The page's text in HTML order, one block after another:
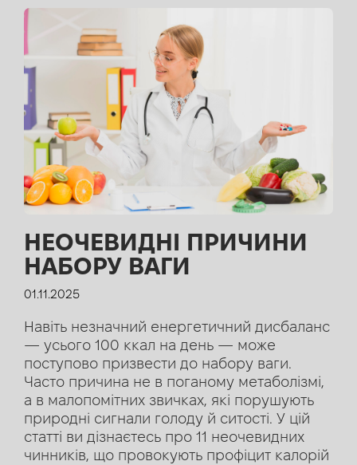
НЕОЧЕВИДНІ ПРИЧИНИ
НАБОРУ ВАГИ
01.11.2025
Навіть незначний енергетичний дисбаланс
— усього 100 ккал на день — може
поступово призвести до набору ваги.
Часто причина не в поганому метаболізмі,
а в малопомітних звичках, які порушують
природні сигнали голоду й ситості. У цій
статті ви дізнаєтесь про 11 неочевидних
чинників, що провокують профіцит калорій